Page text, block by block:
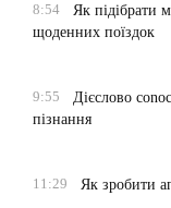
8:54
Як підібрати
щоденних поїздок
9:55
Дієслово
пізнання
11:29
Як зробити